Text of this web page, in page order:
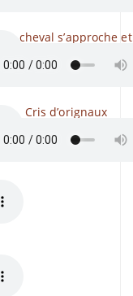
Un cheval s’approche et
Cris d’orignaux